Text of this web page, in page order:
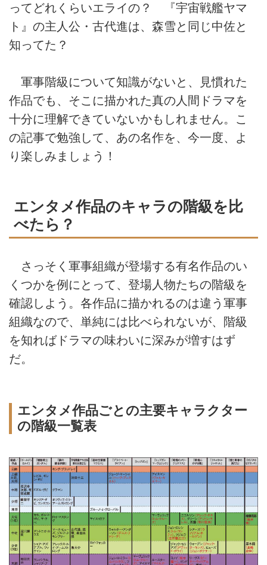
ってどれくらいエライの？ 『宇宙戦艦ヤマ
ト』の主人公・古代進は、森雪と同じ中佐と
知ってた？
軍事階級について知識がないと、見慣れた
作品でも、そこに描かれた真の人間ドラマを
十分に理解できていないかもしれません。こ
の記事で勉強して、あの名作を、今一度、よ
り楽しみましょう！
エンタメ作品のキャラの階級を比
べたら？
さっそく軍事組織が登場する有名作品のい
くつかを例にとって、登場人物たちの階級を
確認しよう。各作品に描かれるのは違う軍事
組織なので、単純には比べられないが、階級
を知ればドラマの味わいに深みが増すはず
だ。
エンタメ作品ごとの主要キャラクター
の階級一覧表